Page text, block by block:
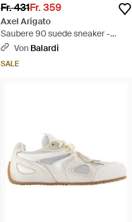
Fr. 431Fr. 359
Axel Arigato
Saubere 90 suede sneaker -
Schwarz
Von Balardi
SALE